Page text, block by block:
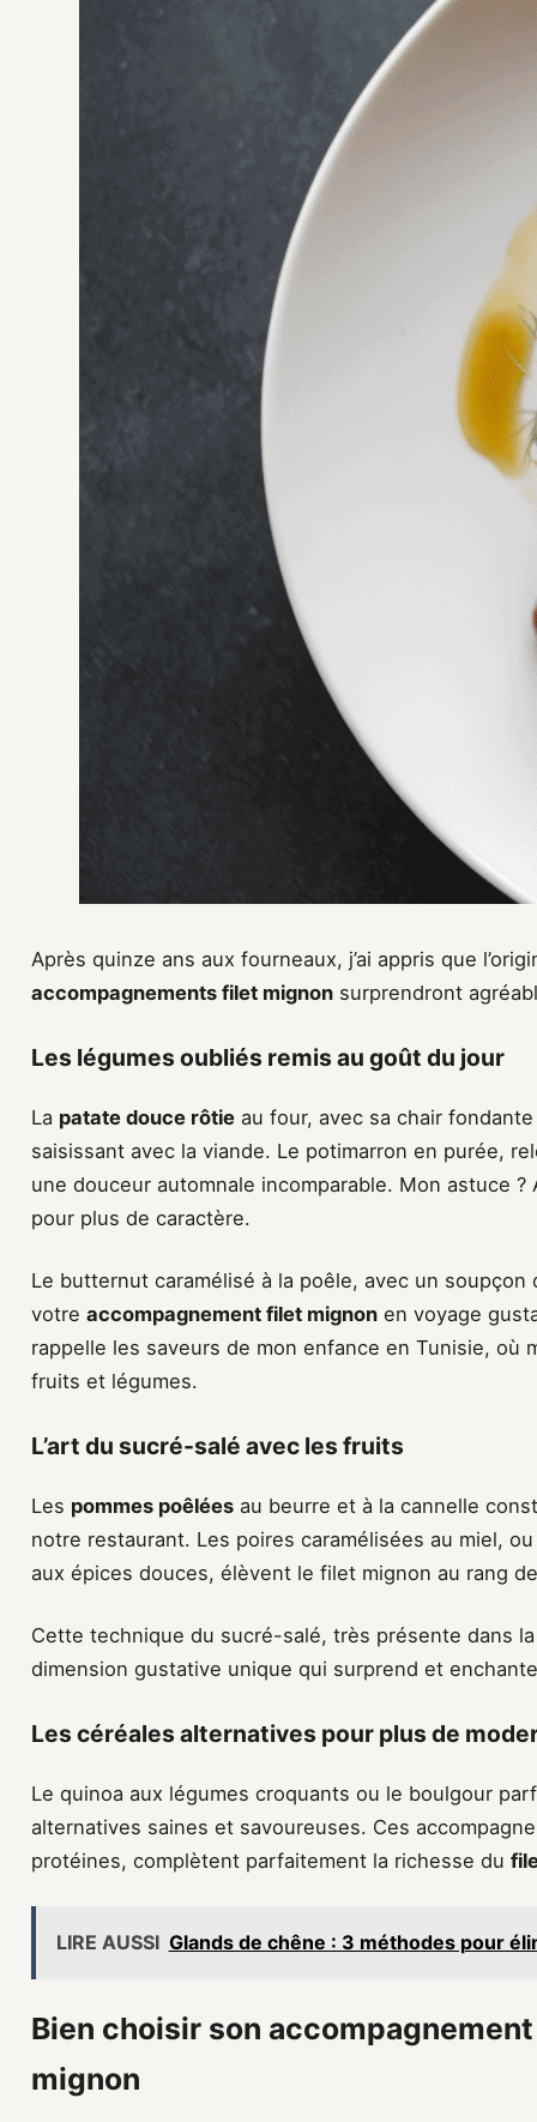
Après quinze ans aux fourneaux, j’ai appris que
accompagnements filet mignon surprendront
Les légumes oubliés remis au goût du jour
La patate douce rôtie au four, avec sa chair
saisissant avec la viande. Le potimarron en purée,
une douceur automnale incomparable. Mon astuce
pour plus de caractère.
Le butternut caramélisé à la poêle, avec un
votre accompagnement filet mignon en voyage
rappelle les saveurs de mon enfance en Tunisie, où
fruits et légumes.
L’art du sucré-salé avec les fruits
Les pommes poêlées au beurre et à la cannelle
notre restaurant. Les poires caramélisées au miel,
aux épices douces, élèvent le filet mignon au rang
Cette technique du sucré-salé, très présente dans
dimension gustative unique qui surprend et
Les céréales alternatives pour plus de
Le quinoa aux légumes croquants ou le boulgour
alternatives saines et savoureuses. Ces
protéines, complètent parfaitement la richesse du
LIRE AUSSI Glands de chêne : 3 méthodes pour
Bien choisir son
mignon